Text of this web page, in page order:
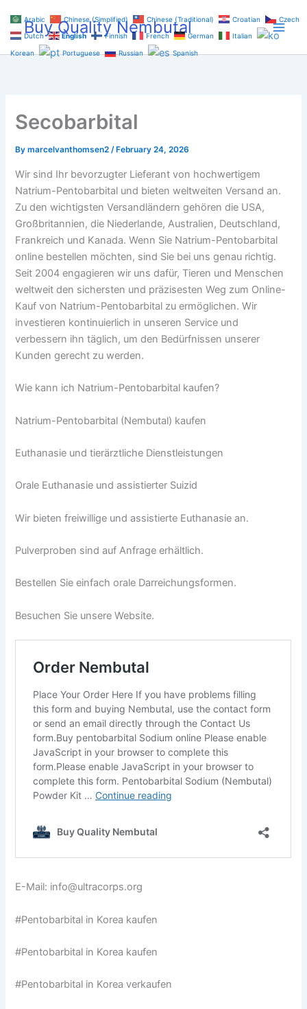
content
Buy Quality Nembutal
Secobarbital
Bymarcelvanthomsen2/ February 24, 2026
Wir sind Ihr bevorzugter Lieferant von hochwertigem
Natrium-Pentobarbital und bieten weltweiten Versand an.
Zu den wichtigsten Versandländern gehören die USA,
Großbritannien, die Niederlande, Australien, Deutschland,
Frankreich und Kanada. Wenn Sie Natrium-Pentobarbital
online bestellen möchten, sind Sie bei uns genau richtig.
Seit 2004 engagieren wir uns dafür, Tieren und Menschen
weltweit den sichersten und präzisesten Weg zum Online-
Kauf von Natrium-Pentobarbital zu ermöglichen. Wir
investieren kontinuierlich in unseren Service und
verbessern ihn täglich, um den Bedürfnissen unserer
Kunden gerecht zu werden.
Wie kann ich Natrium-Pentobarbital kaufen?
Natrium-Pentobarbital (Nembutal) kaufen
Euthanasie und tierärztliche Dienstleistungen
Orale Euthanasie und assistierter Suizid
Wir bieten freiwillige und assistierte Euthanasie an.
Pulverproben sind auf Anfrage erhältlich.
Bestellen Sie einfach orale Darreichungsformen.
Besuchen Sie unsere Website.
E-Mail: info@ultracorps.org
#Pentobarbital in Korea kaufen
#Pentobarbital in Korea kaufen
#Pentobarbital in Korea verkaufen
Arabic Chinese (Simplified) Chinese (Traditional) Croatian
Czech
Dutch
English Finnish French German Italian
Korean Portuguese Russian Spanish